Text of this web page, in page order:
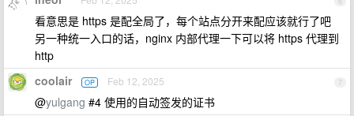
看意思是 https 是配全局了，每个站点分开来配应该就行了吧
另一种统一入口的话，nginx 内部代理一下可以将 https 代理到
http
7
coolair OP Feb 12, 2025
@yulgang #4 使用的自动签发的证书